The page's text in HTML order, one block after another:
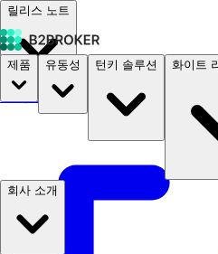
릴리스 노트
문서 요금B2STORE
제품 유동성 턴키 솔루션 화이트
회사 소개